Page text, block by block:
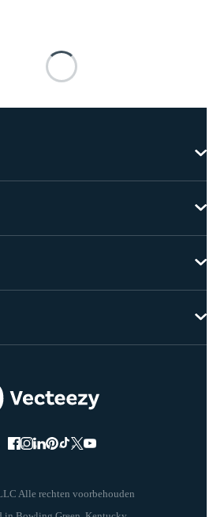
Alle rechten voorbehouden